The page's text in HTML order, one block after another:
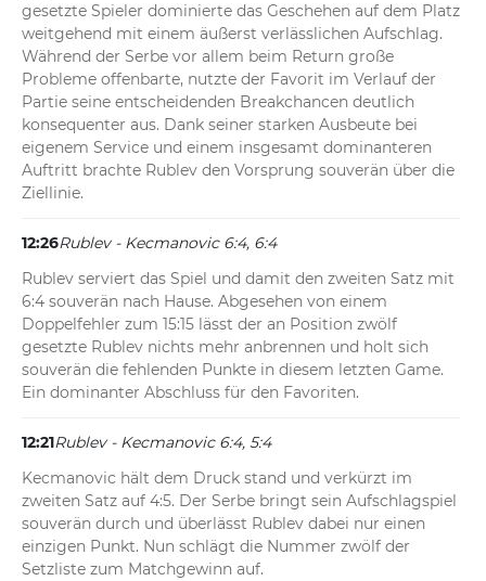
gesetzte Spieler dominierte das Geschehen auf dem Platz
weitgehend mit einem äußerst verlässlichen Aufschlag.
Während der Serbe vor allem beim Return große
Probleme offenbarte, nutzte der Favorit im Verlauf der
Partie seine entscheidenden Breakchancen deutlich
konsequenter aus. Dank seiner starken Ausbeute bei
eigenem Service und einem insgesamt dominanteren
Auftritt brachte Rublev den Vorsprung souverän über die
Ziellinie.
12:26Rublev - Kecmanovic 6:4, 6:4
Rublev serviert das Spiel und damit den zweiten Satz mit
6:4 souverän nach Hause. Abgesehen von einem
Doppelfehler zum 15:15 lässt der an Position zwölf
gesetzte Rublev nichts mehr anbrennen und holt sich
souverän die fehlenden Punkte in diesem letzten Game.
Ein dominanter Abschluss für den Favoriten.
12:21Rublev - Kecmanovic 6:4, 5:4
Kecmanovic hält dem Druck stand und verkürzt im
zweiten Satz auf 4:5. Der Serbe bringt sein Aufschlagspiel
souverän durch und überlässt Rublev dabei nur einen
einzigen Punkt. Nun schlägt die Nummer zwölf der
Setzliste zum Matchgewinn auf.